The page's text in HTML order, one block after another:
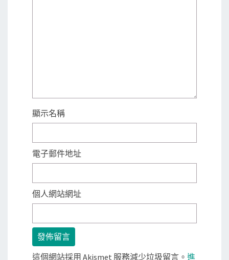
顯示名稱
電子郵件地址
個人網站網址
這個網站採用 Akismet 服務減少垃圾留言。 進